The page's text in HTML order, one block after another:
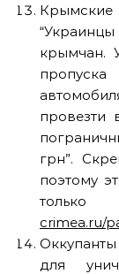
крымчан.
провезти
грн”.
поэтому
только
crimea.ru/
для